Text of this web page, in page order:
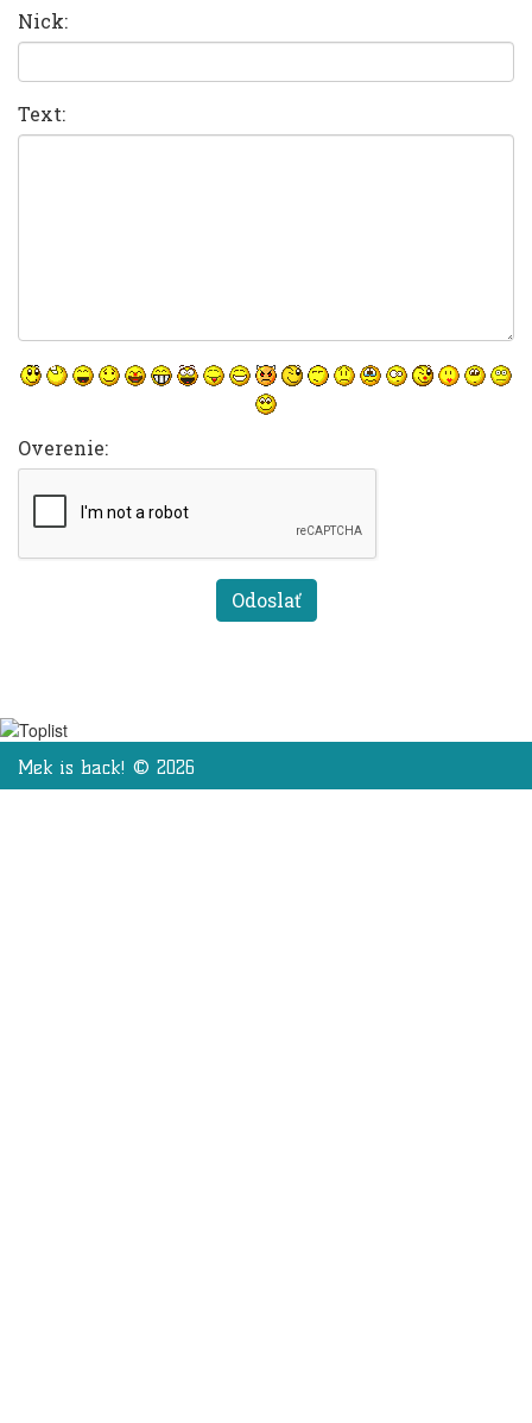
Nick:
Text:
Overenie:
Mek is back! © 2026